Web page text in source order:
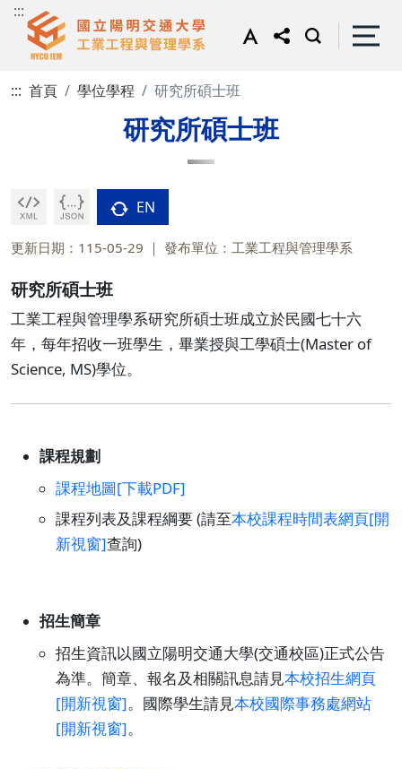
:::
::: 首頁 學位學程 研究所碩士班
研究所碩士班
EN
更新日期：115-05-29 發布單位：工業工程與管理學系
研究所碩士班
工業工程與管理學系研究所碩士班成立於民國七十六
年，每年招收一班學生，畢業授與工學碩士(Master of
Science, MS)學位。
課程規劃
課程地圖[下載PDF]
課程列表及課程綱要 (請至本校課程時間表網頁[開
新視窗]查詢)
招生簡章
招生資訊以國立陽明交通大學(交通校區)正式公告
為準。簡章、報名及相關訊息請見本校招生網頁
[開新視窗]。國際學生請見本校國際事務處網站
[開新視窗]。